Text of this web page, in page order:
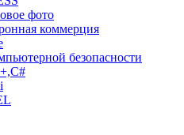
фото
коммерция
безопасности